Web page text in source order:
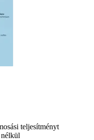
teljesítményt